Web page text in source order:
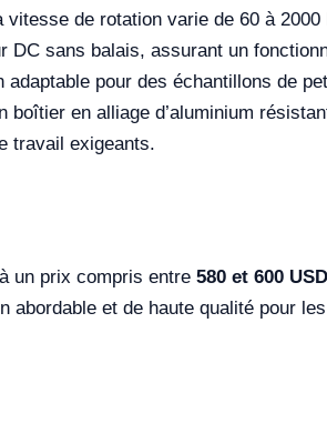
vitesse de rotation varie de 60 à
DC sans balais, assurant un
pour des échantillons de
en alliage d’aluminium
travail exigeants.
un prix compris entre 580 et 600 USD
et de haute qualité pour